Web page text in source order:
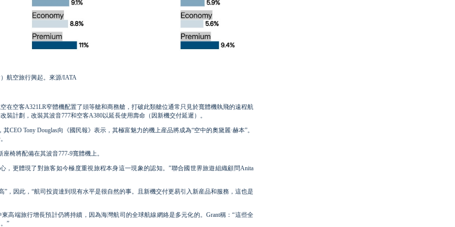
航空旅行興起。來源/IATA
在空客A321LR窄體機配置了頭等艙和商務艙，打破此類艙位通常只見於寬體機執飛的遠程航
裝計劃，改裝其波音777和空客A380以延長使用壽命（因新機交付延遲）。
CEO Tony Douglas向《國民報》表示，其極富魅力的機上産品將成為“空中的奧黛麗·赫本”。
座椅將配備在其波音777-9寬體機上。
，更體現了對旅客如今極度重視旅程本身這一現象的認知。”聯合國世界旅遊組織顧問Anita
”，因此，“航司投資達到現有水平是很自然的事。且新機交付更易引入新産品和服務，這也是
高端旅行增長預計仍將持續，因為海灣航司的全球航線網絡是多元化的。Grant稱：“這些全
”